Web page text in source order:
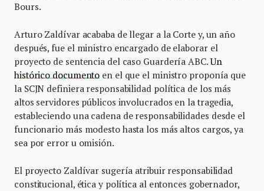
Bours.
Arturo Zaldívar acababa de llegar a la Corte y, un año
después, fue el ministro encargado de elaborar el
proyecto de sentencia del caso Guardería ABC.Un
histórico documento en el que el ministro proponía que
la SCJN definiera responsabilidad política de los más
altos servidores públicos involucrados en la tragedia,
estableciendo una cadena de responsabilidades desde el
funcionario más modesto hasta los más altos cargos, ya
sea por error u omisión.
El proyecto Zaldívar sugería atribuir responsabilidad
constitucional, ética y política al entonces gobernador,